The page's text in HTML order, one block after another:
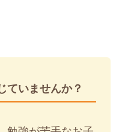
ていませんか？